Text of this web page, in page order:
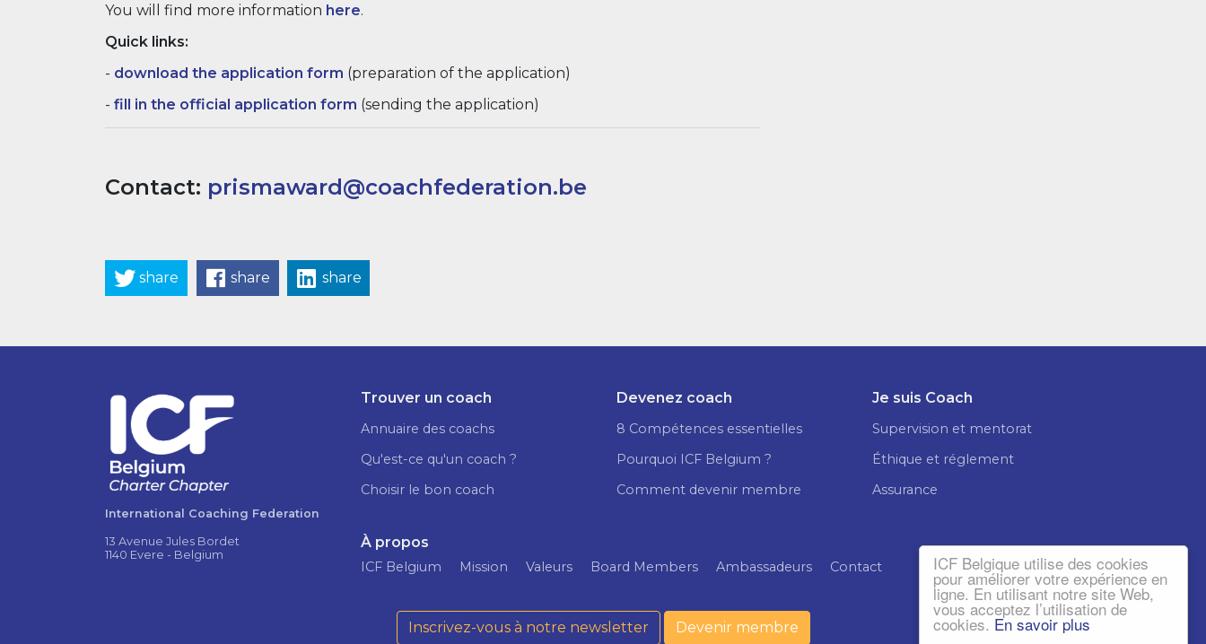
ICF Belgique utilise des cookies
pour améliorer votre expérience en
ligne. En utilisant notre site Web,
vous acceptez l’utilisation de
cookies. En savoir plus
You will find more information here.
Quick links:
- download the application form (preparation of the application)
- fill in the official application form (sending the application)
Contact: prismaward@coachfederation.be
share share share
International Coaching Federation
13 Avenue Jules Bordet
1140 Evere - Belgium
Trouver un coach
Annuaire des coachs
Qu'est-ce qu'un coach ?
Choisir le bon coach
Devenez coach
8 Compétences essentielles
Pourquoi ICF Belgium ?
Comment devenir membre
Je suis Coach
Supervision et mentorat
Éthique et réglement
Assurance
À propos
ICF Belgium Mission Valeurs Board Members Ambassadeurs Contact
Inscrivez-vous à notre newsletter Devenir membre